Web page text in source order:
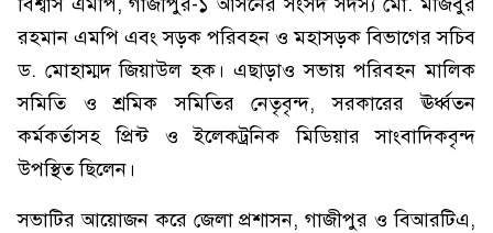
রহমান এমপি এবং সড়ক পরিবহন ও মহাসড়ক বিভাগের সচিব
ড. মোহাম্মদ জিয়াউল হক। এছাড়াও সভায় পরিবহন মালিক
সমিতি ও শ্রমিক সমিতির নেতৃবৃন্দ, সরকারের ঊর্ধ্বতন
কর্মকর্তাসহ প্রিন্ট ও ইলেকট্রনিক মিডিয়ার সাংবাদিকবৃন্দ
উপস্থিত ছিলেন।
সভাটির আয়োজন করে জেলা প্রশাসন, গাজীপুর ও বিআরটিএ,